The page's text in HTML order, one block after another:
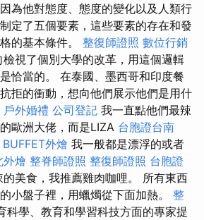
為他對態度、態度的變化以及人類行
定了五個要素，這些要素的存在和發
的基本條件。 整復師證照 數位行銷
視了個別大學的改革，用這個邏輯
恰當的。 在泰國、墨西哥和印度餐
拒的衝動，想向他們展示他們是用什
戶外婚禮 公司登記 我一直點他們最辣
歐洲大佬，而是LIZA 台胞證台南
BUFFET外燴 我一般都是漂浮的或者
外燴 整脊師證照 整復師證照 台胞證
美食，我推薦雞肉咖哩。 所有東西
小盤子裡，用蠟燭從下面加熱。 整
科學、教育和學習科技方面的專家提